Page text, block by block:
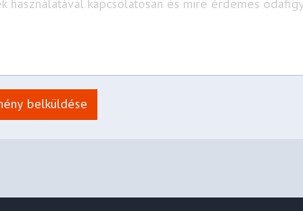
belküldése